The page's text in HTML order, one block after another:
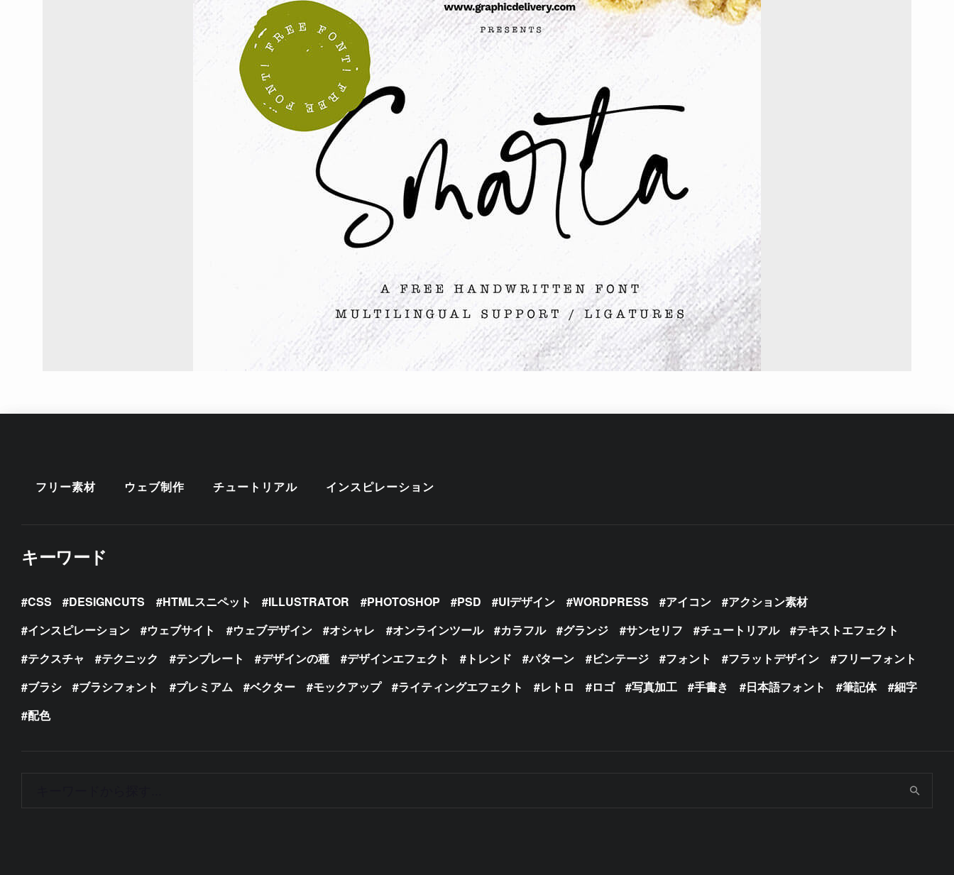
フリー素材 ウェブ制作 チュートリアル インスピレーション
キーワード
CSS DESIGNCUTS HTMLスニペット ILLUSTRATOR PHOTOSHOP PSD UIデザイン WORDPRESS アイコン
アクション素材
インスピレーション
ウェブサイト ウェブデザイン オシャレ オンラインツール カラフル グランジ サンセリフ チュートリアル
テキストエフェクト
テクスチャ
テクニック テンプレート デザインの種 デザインエフェクト トレンド パターン ビンテージ フォント フラットデザイン
フリーフォント
ブラシ
ブラシフォント プレミアム ベクター モックアップ ライティングエフェクト レトロ ロゴ 写真加工 手書き 日本語フォント 筆記体
細字
配色